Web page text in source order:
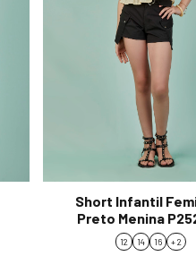
Short Infantil
Preto Menina
12 14 16 + 2